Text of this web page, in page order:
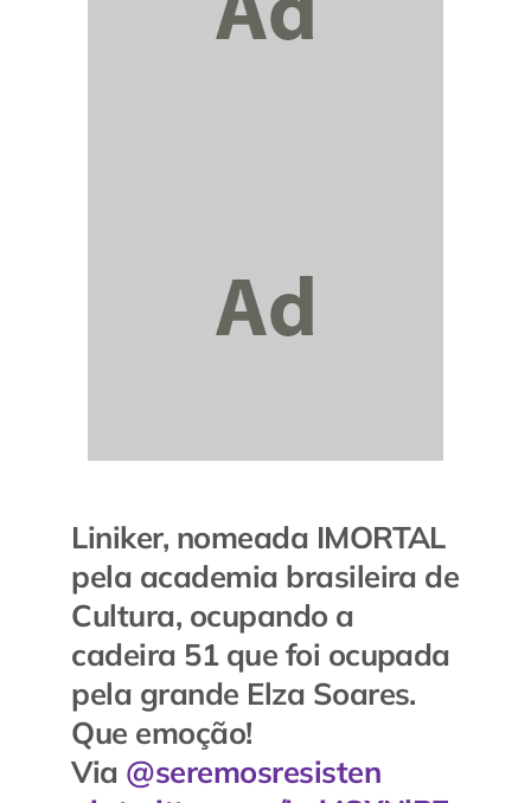
Liniker, nomeada IMORTAL
pela academia brasileira de
Cultura, ocupando a
cadeira 51 que foi ocupada
pela grande Elza Soares.
Que emoção!
Via @seremosresisten